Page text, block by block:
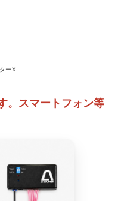
ーX
。スマートフォン等